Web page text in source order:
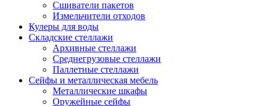
Сшиватели пакетов
Измельчители отходов
Кулеры для воды
Складские стеллажи
Архивные стеллажи
Среднегрузовые стеллажи
Паллетные стеллажи
Сейфы и металлическая мебель
Металлические шкафы
Оружейные сейфы